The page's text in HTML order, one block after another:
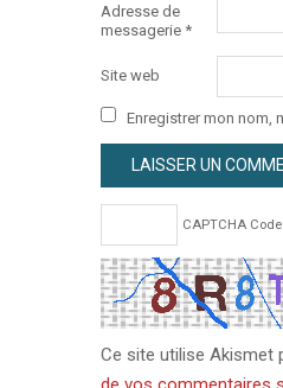
Adresse de
messagerie *
Site web
Enregistrer mon nom,
CAPTCHA Code
Ce site utilise Akismet